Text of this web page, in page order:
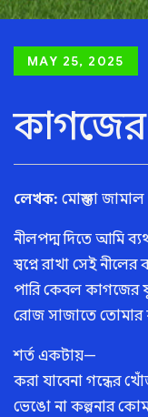
Posted
MAY 25, 2025
লেখক: মোস্তফা
নীলপদ্ম দিতে আমি
স্বপ্নে রাখা সেই নীলের
পারি কেবল কাগজের
রোজ সাজাতে
শর্ত একটায়—
করা যাবেনা গন্ধের
ভেঙো না কল্পনার